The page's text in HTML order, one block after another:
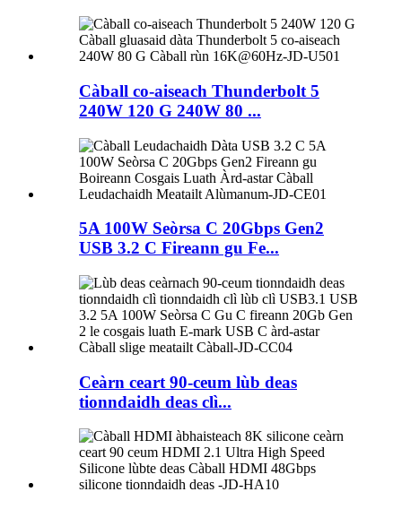
Càball co-aiseach Thunderbolt 5
240W 120 G 240W 80 ...
5A 100W Seòrsa C 20Gbps Gen2
USB 3.2 C Fireann gu Fe...
Ceàrn ceart 90-ceum lùb deas
tionndaidh deas clì...